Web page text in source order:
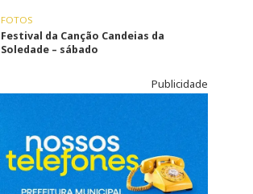
FOTOS
Festival da Canção Candeias da
Soledade – sábado
Publicidade